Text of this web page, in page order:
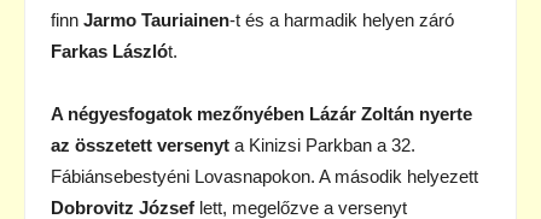
finn Jarmo Tauriainen-t és a harmadik helyen záró
Farkas Lászlót.
A négyesfogatok mezőnyében Lázár Zoltán nyerte
az összetett versenyt a Kinizsi Parkban a 32.
Fábiánsebestyéni Lovasnapokon. A második helyezett
Dobrovitz József lett, megelőzve a versenyt